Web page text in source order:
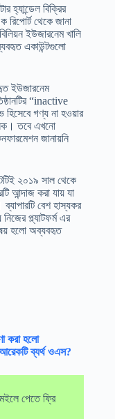
হ্যান্ডেল বিক্রির
রিপোর্ট থেকে জানা
ইউজারনেম খালি
একাউন্টগুলো
ইউজারনেম
“inactive
গণ্য না হওয়ার
তবে এখনো
জানায়নি
২০১৯ সাল থেকে
আন্দাজ করা যায় যা
বেশ হাস্যকর
প্ল্যাটফর্ম এর
হলো অব্যবহৃত
করা হলো
ব্যর্থ ওএস?
পেতে ফ্রি